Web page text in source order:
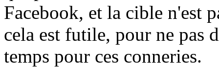
Facebook, et la cible n'est
cela est futile, pour ne pas
temps pour ces conneries.